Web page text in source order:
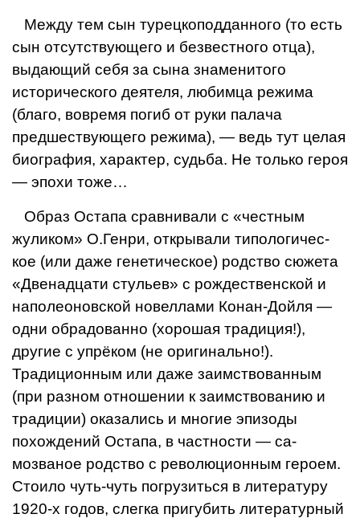
Между тем сын турецкоподданного (то есть
сын отсутствующего и безвестного отца),
выдающий себя за сына знаменитого
исторического деятеля, любимца режи­ма
(благо, вовремя погиб от руки палача
предшествующего режима), — ведь тут целая
биография, характер, судьба. Не только героя
— эпохи тоже…
Образ Остапа сравнивали с «честным
жуликом» О.Генри, открывали типологичес­
кое (или даже генетическое) родство сюжета
«Двенадцати стульев» с рождествен­ской и
наполеоновской новеллами Конан-Дойля —
одни обрадованно (хорошая тра­диция!),
другие с упрёком (не оригиналь­но!).
Традиционным или даже заимствован­ным
(при разном отношении к заимствова­нию и
традиции) оказались и многие эпизо­ды
похождений Остапа, в частности — са­
мозваное родство с революционным геро­ем.
Стоило чуть-чуть погрузиться в литерату­ру
1920-х годов, слегка пригубить литера­турный